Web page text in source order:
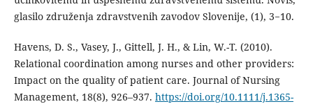
glasilo združenja zdravstvenih zavodov Slovenije, (1), 3−10.
Havens, D. S., Vasey, J., Gittell, J. H., & Lin, W.-T. (2010).
Relational coordination among nurses and other providers:
Impact on the quality of patient care. Journal of Nursing
Management, 18(8), 926–937. https://doi.org/10.1111/j.1365-